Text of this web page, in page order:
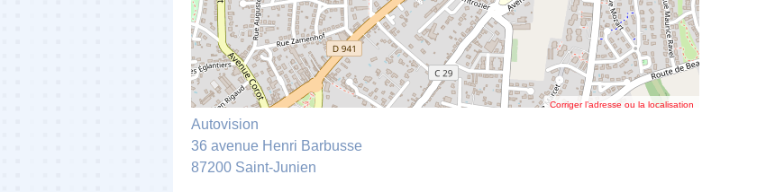
Corriger l’adresse ou la localisation
Autovision
36 avenue Henri Barbusse
87200 Saint-Junien